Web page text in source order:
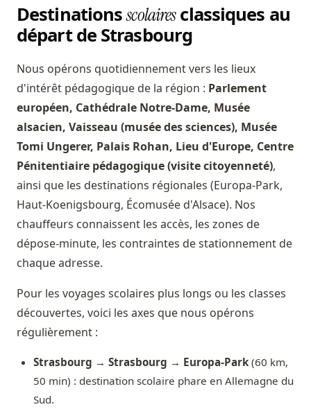
Destinationsscolairesclassiques au
départ de Strasbourg
Nous opérons quotidiennement vers les lieux
d'intérêt pédagogique de la région : Parlement
européen, Cathédrale Notre-Dame, Musée
alsacien, Vaisseau (musée des sciences), Musée
Tomi Ungerer, Palais Rohan, Lieu d'Europe, Centre
Pénitentiaire pédagogique (visite citoyenneté),
ainsi que les destinations régionales (Europa-Park,
Haut-Koenigsbourg, Écomusée d'Alsace). Nos
chauffeurs connaissent les accès, les zones de
dépose-minute, les contraintes de stationnement de
chaque adresse.
Pour les voyages scolaires plus longs ou les classes
découvertes, voici les axes que nous opérons
régulièrement :
Strasbourg → Strasbourg → Europa-Park(60 km,
50 min) : destination scolaire phare en Allemagne du
Sud.